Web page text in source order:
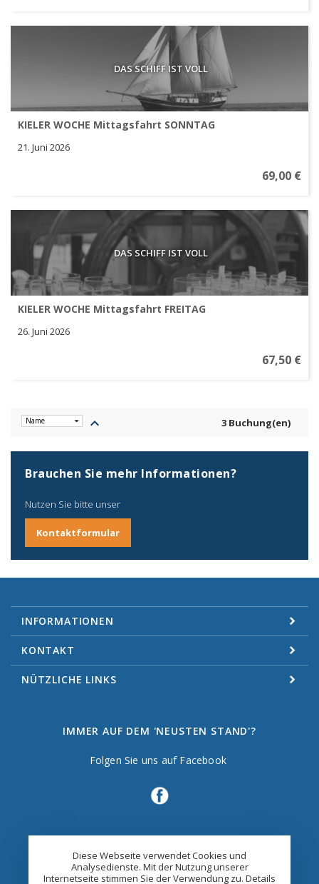
DAS SCHIFF IST VOLL
KIELER WOCHE Mittagsfahrt SONNTAG
21. Juni 2026
69,00 €
DAS SCHIFF IST VOLL
KIELER WOCHE Mittagsfahrt FREITAG
26. Juni 2026
67,50 €
keyboard_arrow_up 3 Buchung(en)
Brauchen Sie mehr Informationen?
Nutzen Sie bitte unser
Kontaktformular
INFORMATIONEN
KONTAKT
NÜTZLICHE LINKS
IMMER AUF DEM 'NEUSTEN STAND'?
Folgen Sie uns auf Facebook
Diese Webseite verwendet Cookies und
Analysedienste. Mit der Nutzung unserer
Internetseite stimmen Sie der Verwendung zu. Details